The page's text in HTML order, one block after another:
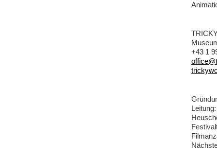
+43 1